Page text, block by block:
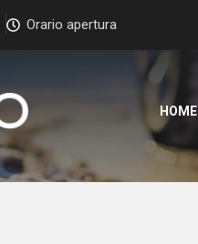
Orario apertura
HOME